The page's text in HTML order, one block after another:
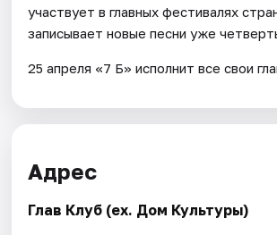
участвует в главных фестивалях
записывает новые песни уже
25 апреля «7 Б» исполнит все свои
Адрес
Глав Клуб (ex. Дом Культуры)